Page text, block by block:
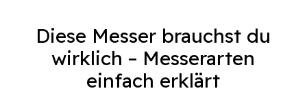
Diese Messer brauchst du
wirklich – Messerarten
einfach erklärt